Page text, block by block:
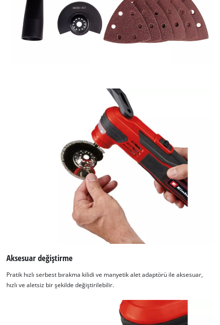
Aksesuar değiştirme
Pratik hızlı serbest bırakma kilidi ve manyetik alet adaptörü ile aksesuar,
hızlı ve aletsiz bir şekilde değiştirilebilir.